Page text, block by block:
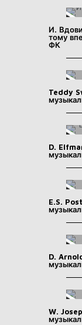
И.
тому
ФК
Teddy
D.
E.S.
D.
W.